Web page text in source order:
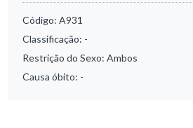
Código: A931
Classificação: -
Restrição do Sexo: Ambos
Causa óbito: -